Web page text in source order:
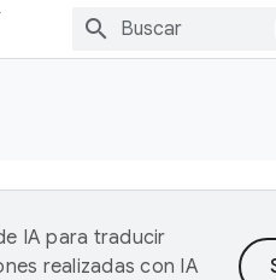
IA para traducir
realizadas con IA